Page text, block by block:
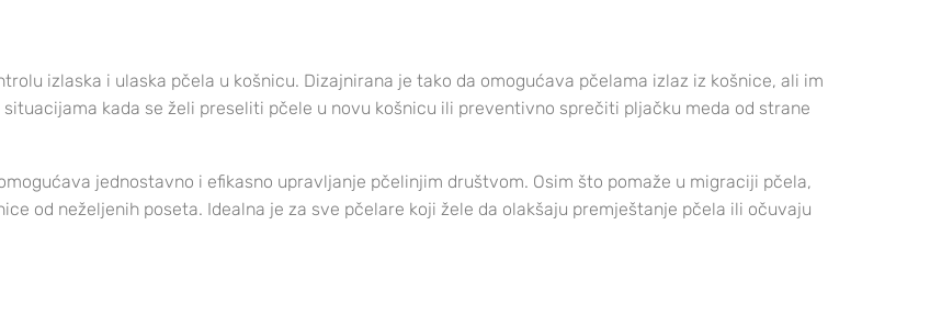
izlaska i ulaska pčela u košnicu. Dizajnirana je tako da omogućava pčelama izlaz iz košnice, ali im
kada se želi preseliti pčele u novu košnicu ili preventivno sprečiti pljačku meda od strane
jednostavno i efikasno upravljanje pčelinjim društvom. Osim što pomaže u migraciji pčela,
od neželjenih poseta. Idealna je za sve pčelare koji žele da olakšaju premještanje pčela ili očuvaju